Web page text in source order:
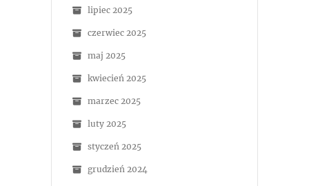
lipiec 2025
czerwiec 2025
maj 2025
kwiecień 2025
marzec 2025
luty 2025
styczeń 2025
grudzień 2024